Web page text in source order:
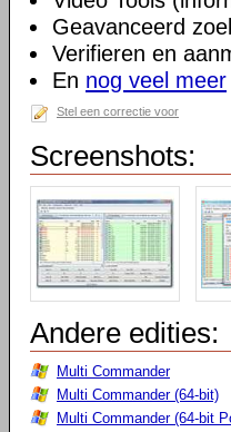
Geavanceerd
Verifieren en
En nog veel meer
Stel een correctie voor
Screenshots:
Andere edities:
Multi Commander
Multi Commander (64-bit)
Multi Commander (64-bit